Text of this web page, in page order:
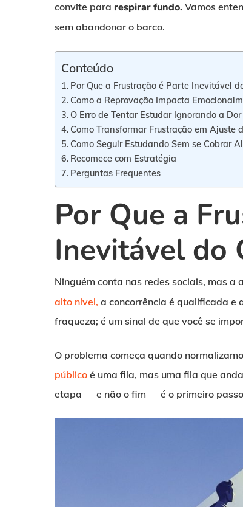
convite para respirar fundo. Vamos
sem abandonar o barco.
Conteúdo
Por Que a Frustração é Parte Inevitável
Como a Reprovação Impacta
O Erro de Tentar Estudar Ignorando a Dor
Como Transformar Frustração em Ajuste
Como Seguir Estudando Sem se Cobrar
Recomece com Estratégia
Perguntas Frequentes
Por Que a
Inevitável do
Ninguém conta nas redes sociais, mas a
alto nível, a concorrência é qualificada e
fraqueza; é um sinal de que você se
O problema começa quando
público é uma fila, mas uma fila que
etapa — e não o fim — é o primeiro